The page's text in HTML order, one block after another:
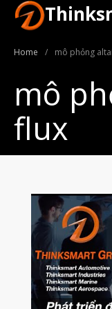
Home / mô phỏng
mô
flux